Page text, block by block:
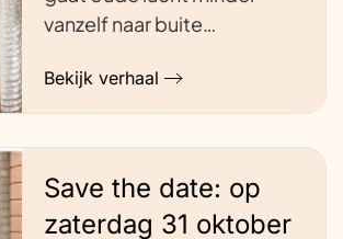
vanzelf naar buite…
Bekijk verhaal
Save the date: op
zaterdag 31 oktober